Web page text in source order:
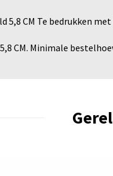
CM Te bedrukken
CM. Minimale